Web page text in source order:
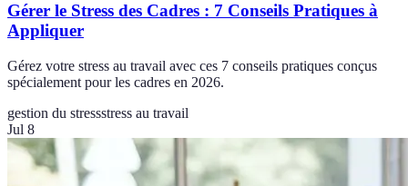
Gérer le Stress des Cadres : 7 Conseils Pratiques à
Appliquer
Gérez votre stress au travail avec ces 7 conseils pratiques conçus
spécialement pour les cadres en 2026.
gestion du stressstress au travail
Jul 8